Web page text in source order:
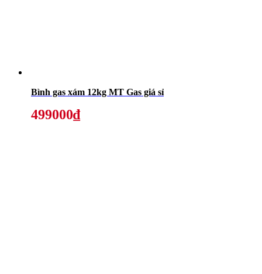
Bình gas xám 12kg MT Gas giá sỉ
499000₫